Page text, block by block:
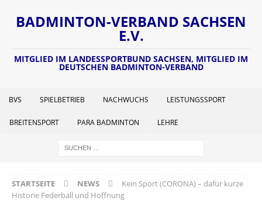
BADMINTON-VERBAND SACHSEN
E.V.
MITGLIED IM LANDESSPORTBUND SACHSEN, MITGLIED IM
DEUTSCHEN BADMINTON-VERBAND
BVS SPIELBETRIEB NACHWUCHS LEISTUNGSSPORT
BREITENSPORT PARA BADMINTON LEHRE
STARTSEITE NEWS
Kein Sport (CORONA) – dafür kurze
Historie Federball und Hoffnung